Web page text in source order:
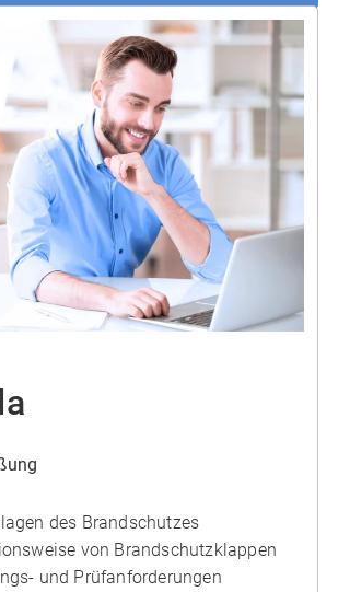
des Brandschutzes
von Brandschutzklappen
und Prüfanforderungen